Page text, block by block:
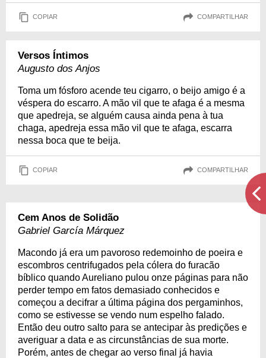
COPIAR COMPARTILHAR
Versos Íntimos
Augusto dos Anjos
Toma um fósforo acende teu cigarro, o beijo amigo é a
véspera do escarro. A mão vil que te afaga é a mesma
que apedreja, se alguém causa ainda pena à tua
chaga, apedreja essa mão vil que te afaga, escarra
nessa boca que te beija.
COPIAR COMPARTILHAR
Cem Anos de Solidão
Gabriel García Márquez
Macondo já era um pavoroso redemoinho de poeira e
escombros centrifugados pela cólera do furacão
bíblico quando Aureliano pulou onze páginas para não
perder tempo em fatos demasiado conhecidos e
começou a decifrar a última página dos pergaminhos,
como se estivesse se vendo num espelho falado.
Então deu outro salto para se antecipar às predições e
averiguar a data e as circunstâncias de sua morte.
Porém, antes de chegar ao verso final já havia